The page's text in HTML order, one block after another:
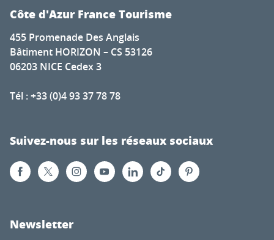
Côte d'Azur France Tourisme
455 Promenade Des Anglais
Bâtiment HORIZON – CS 53126
06203 NICE Cedex 3
Tél : +33 (0)4 93 37 78 78
Suivez-nous sur les réseaux sociaux
Newsletter